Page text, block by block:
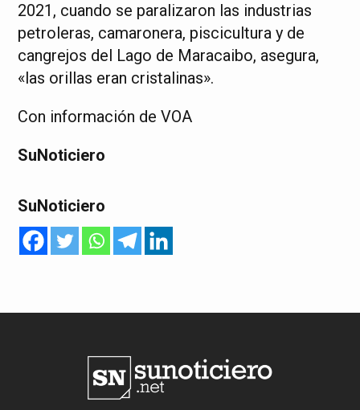
2021, cuando se paralizaron las industrias
petroleras, camaronera, piscicultura y de
cangrejos del Lago de Maracaibo, asegura,
«las orillas eran cristalinas».
Con información de VOA
SuNoticiero
SuNoticiero